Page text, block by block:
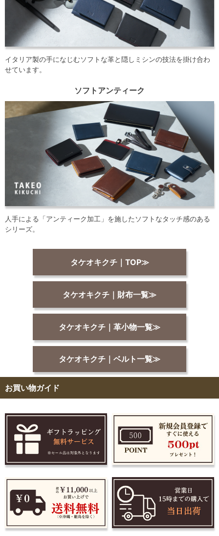
イタリア製の手になじむソフトな革と隠しミシンの技法を掛け合わ
せています。
ソフトアンティーク
人手による「アンティーク加工」を施したソフトなタッチ感のある
シリーズ。
タケオキクチ｜TOP≫
タケオキクチ｜財布一覧≫
タケオキクチ｜革小物一覧≫
タケオキクチ｜ベルト一覧≫
お買い物ガイド